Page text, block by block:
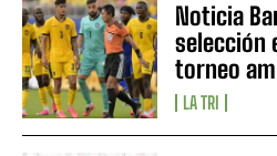
Noticia
selección
torneo
LA TRI